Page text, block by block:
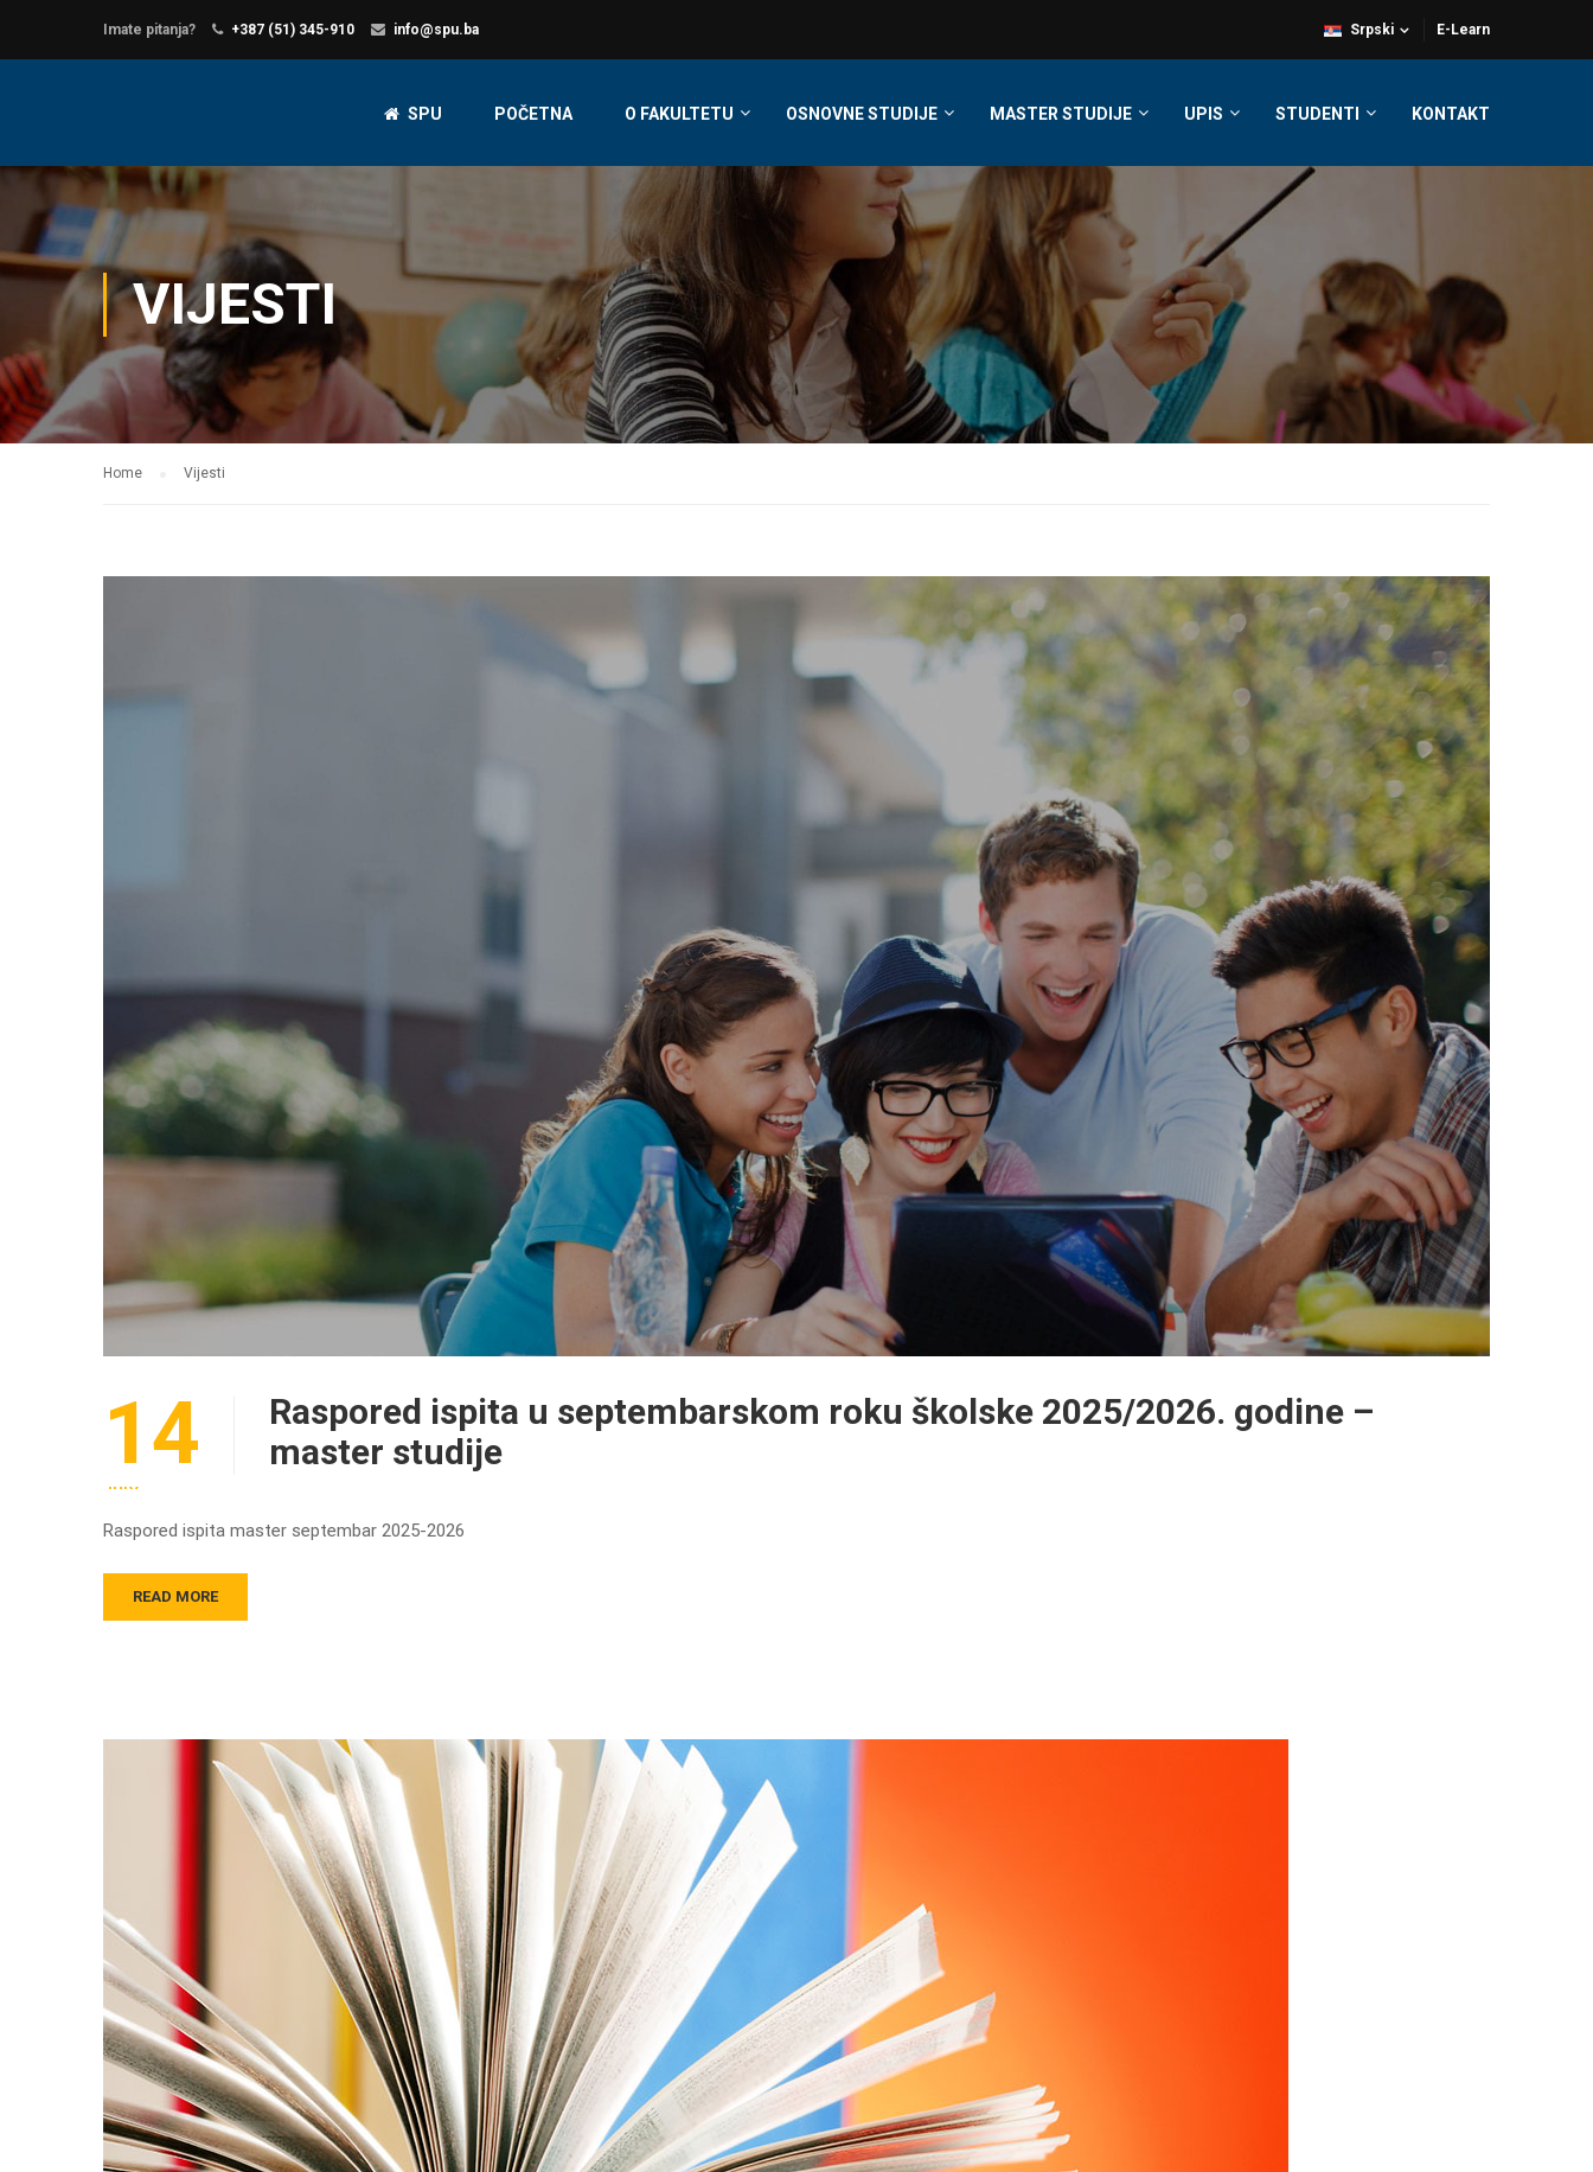
Imate pitanja? +387 (51) 345-910 info@spu.ba E-Learn
Srpski
SPU POČETNA O FAKULTETU OSNOVNE STUDIJE MASTER STUDIJE UPIS STUDENTI KONTAKT
VIJESTI
Home Vijesti
14
JULY
Raspored ispita u septembarskom roku školske 2025/2026. godine –
master studije
Raspored ispita master septembar 2025-2026
READ MORE